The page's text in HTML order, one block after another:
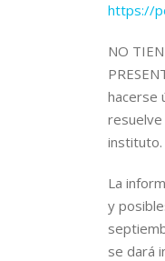
https://
NO
hacerse
resuelve
instituto.
La
y
se dará